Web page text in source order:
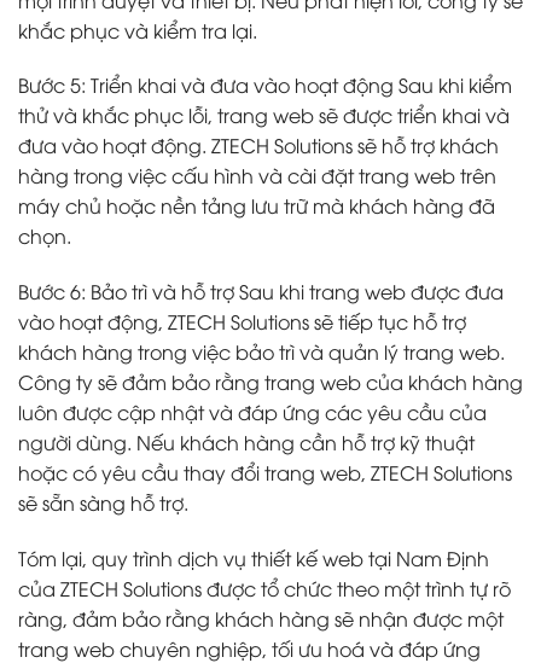
khắc phục và kiểm tra lại.
Bước 5: Triển khai và đưa vào hoạt động Sau khi kiểm
thử và khắc phục lỗi, trang web sẽ được triển khai và
đưa vào hoạt động. ZTECH Solutions sẽ hỗ trợ khách
hàng trong việc cấu hình và cài đặt trang web trên
máy chủ hoặc nền tảng lưu trữ mà khách hàng đã
chọn.
Bước 6: Bảo trì và hỗ trợ Sau khi trang web được đưa
vào hoạt động, ZTECH Solutions sẽ tiếp tục hỗ trợ
khách hàng trong việc bảo trì và quản lý trang web.
Công ty sẽ đảm bảo rằng trang web của khách hàng
luôn được cập nhật và đáp ứng các yêu cầu của
người dùng. Nếu khách hàng cần hỗ trợ kỹ thuật
hoặc có yêu cầu thay đổi trang web, ZTECH Solutions
sẽ sẵn sàng hỗ trợ.
Tóm lại, quy trình dịch vụ thiết kế web tại Nam Định
của ZTECH Solutions được tổ chức theo một trình tự rõ
ràng, đảm bảo rằng khách hàng sẽ nhận được một
trang web chuyên nghiệp, tối ưu hoá và đáp ứng